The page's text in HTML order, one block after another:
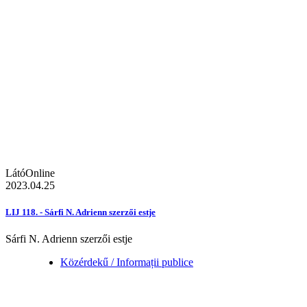
LátóOnline
2023.04.25
LIJ 118. - Sárfi N. Adrienn szerzői estje
Sárfi N. Adrienn szerzői estje
Közérdekű / Informații publice